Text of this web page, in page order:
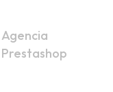
Agencia